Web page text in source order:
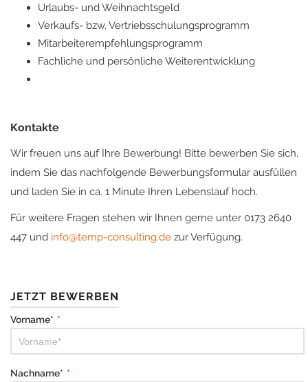
Urlaubs- und Weihnachtsgeld
Verkaufs- bzw. Vertriebsschulungsprogramm
Mitarbeiterempfehlungsprogramm
Fachliche und persönliche Weiterentwicklung
Kontakte
Wir freuen uns auf Ihre Bewerbung! Bitte bewerben Sie sich,
indem Sie das nachfolgende Bewerbungsformular ausfüllen
und laden Sie in ca. 1 Minute Ihren Lebenslauf hoch.
Für weitere Fragen stehen wir Ihnen gerne unter 0173 2640
447 und info@temp-consulting.de zur Verfügung.
JETZT BEWERBEN
Vorname* *
Nachname* *